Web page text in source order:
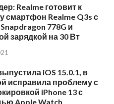
Realme готовит к
смартфон Realme Q3s с
778G и
зарядкой на 30 Вт
iOS 15.0.1, в
исправила проблему с
iPhone 13 с
Apple Watch